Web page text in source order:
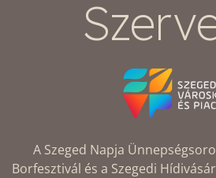
A Szeged Napja
Borfesztivál és a Szegedi